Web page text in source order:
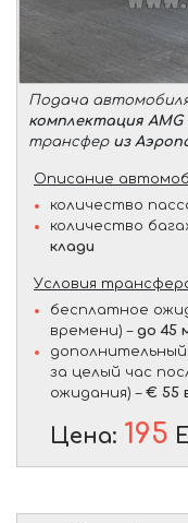
Подача
комплектация AMG
трансфер из
Описание
количество
количество
клади
Условия
бесплатное
времени) – до 45
за целый час
ожидания) – € 55
Цена: 195